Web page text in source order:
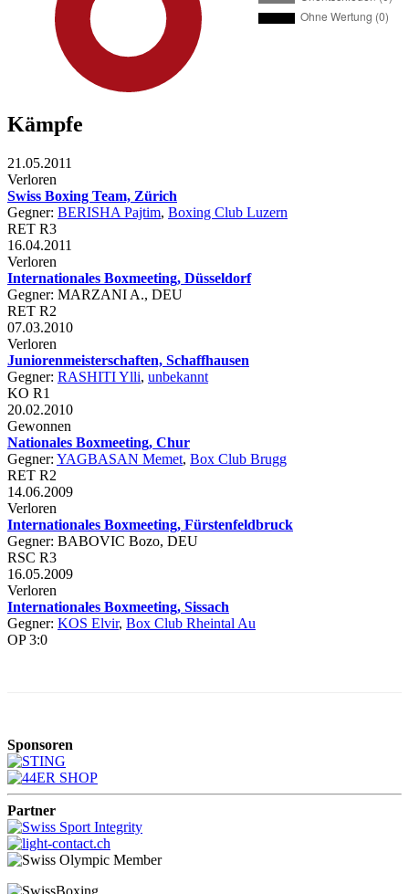
Kämpfe
21.05.2011
Verloren
Swiss Boxing Team, Zürich
Gegner: BERISHA Pajtim, Boxing Club Luzern
RET R3
16.04.2011
Verloren
Internationales Boxmeeting, Düsseldorf
Gegner: MARZANI A., DEU
RET R2
07.03.2010
Verloren
Juniorenmeisterschaften, Schaffhausen
Gegner: RASHITI Ylli, unbekannt
KO R1
20.02.2010
Gewonnen
Nationales Boxmeeting, Chur
Gegner: YAGBASAN Memet, Box Club Brugg
RET R2
14.06.2009
Verloren
Internationales Boxmeeting, Fürstenfeldbruck
Gegner: BABOVIC Bozo, DEU
RSC R3
16.05.2009
Verloren
Internationales Boxmeeting, Sissach
Gegner: KOS Elvir, Box Club Rheintal Au
OP 3:0
Sponsoren
Partner